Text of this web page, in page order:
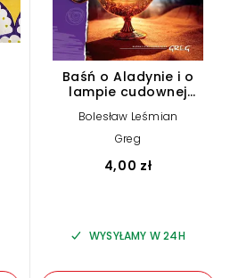
Baśń o Aladynie i o
lampie cudownej
opracowaniem)
Bolesław Leśmian
Greg
4,00 zł
WYSYŁAMY W 24H